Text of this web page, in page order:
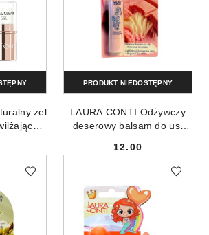
żel
LAURA CONTI Odżywczy
deserowy balsam do ust
Cena:
12.00
PRODUKT NIEDOSTĘPNY